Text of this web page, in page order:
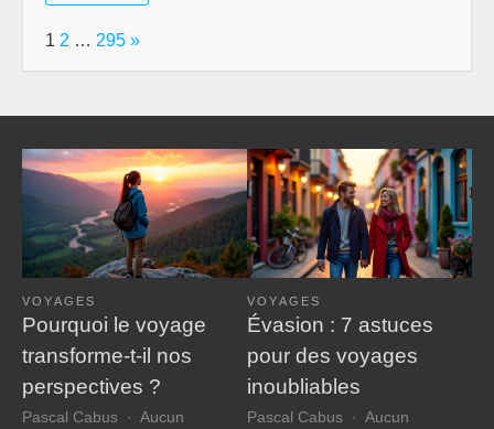
Page:
1 2 … 295 Next
»
VOYAGES
Pourquoi le voyage
transforme-t-il nos
perspectives ?
Pascal Cabus
Aucun
VOYAGES
Évasion : 7 astuces
pour des voyages
inoubliables
Pascal Cabus
Aucun